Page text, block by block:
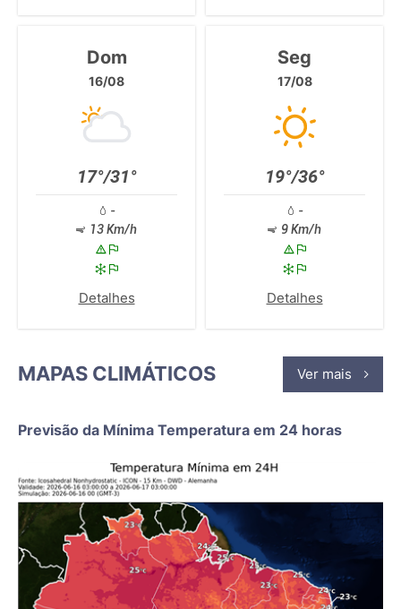
Dom
16/08
17°/31°
-
13 Km/h
Detalhes
Seg
17/08
19°/36°
-
9 Km/h
Detalhes
MAPAS CLIMÁTICOS Ver mais
Previsão da Mínima Temperatura em 24 horas